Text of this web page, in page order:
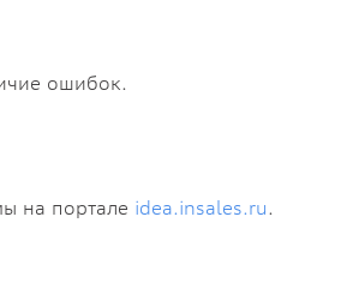
ошибок.
на портале idea.insales.ru.